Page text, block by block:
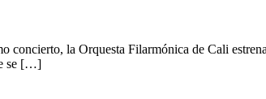
la Orquesta Filarmónica de Cali
se […]